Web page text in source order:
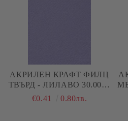
АКРИЛЕН КРАФТ ФИЛЦ
ТВЪРД - ЛИЛАВО 30.00 Х
20.00 СМ 2ММ
€0.41 0.80лв.